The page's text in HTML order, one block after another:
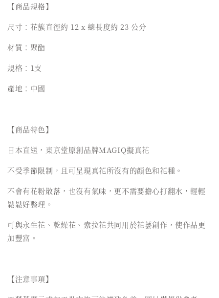
【商品規格】
尺寸：花簇直徑約 12 x 總長度約 23 公分
材質：聚酯
規格：1支
產地：中國
【商品特色】
日本直送，東京堂原創品牌MAGIQ擬真花
不受季節限制，且可呈現真花所沒有的顏色和花種。
不會有花粉散落，也沒有氣味，更不需要擔心打翻水，輕輕
鬆鬆好整理。
可與永生花、乾燥花、索拉花共同用於花藝創作，使作品更
加豐富。
【注意事項】